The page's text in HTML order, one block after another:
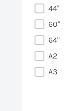
44''
60''
64"
A2
A3